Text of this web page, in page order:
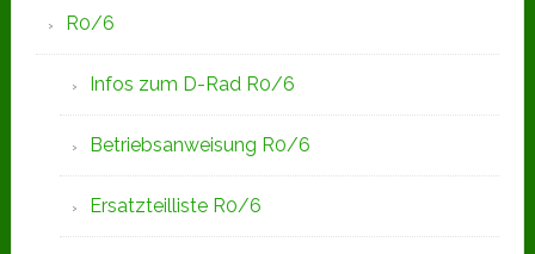
R0/6
Infos zum D-Rad R0/6
Betriebsanweisung R0/6
Ersatzteilliste R0/6